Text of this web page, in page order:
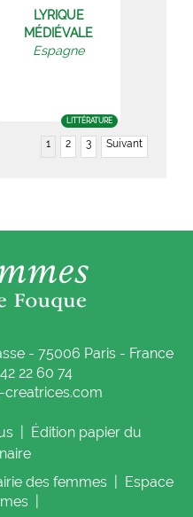
LYRIQUE
MÉDIÉVALE
Espagne
LITTÉRATURE
1 2 3 Suivant
- 75006 Paris - France
22 60 74
creatrices.com
|
Édition papier du
des femmes
Espace